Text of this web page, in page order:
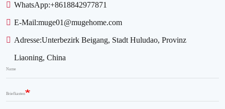
WhatsApp:+8618842977871
E-Mail:muge01@mugehome.com
Adresse:Unterbezirk Beigang, Stadt Huludao, Provinz
Liaoning, China
Name
Briefkasten